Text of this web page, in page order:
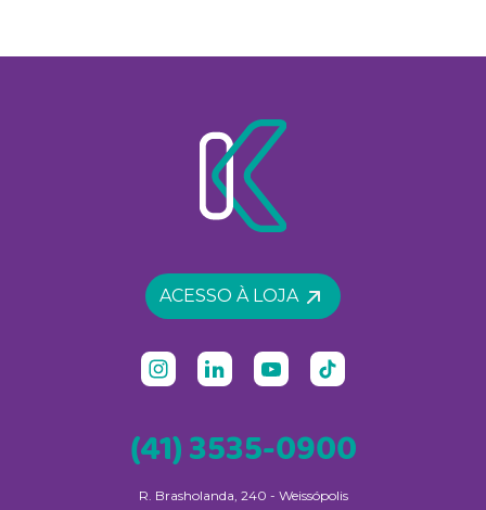
ACESSO À LOJA
(41) 3535-0900
R. Brasholanda, 240 - Weissópolis